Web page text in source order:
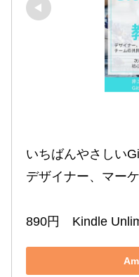
いちばんやさしい
デザイナー、マー
890円　Kindle